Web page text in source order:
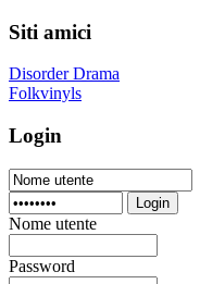
Siti amici
Disorder Drama
Folkvinyls
Login
Login
Nome utente
Password